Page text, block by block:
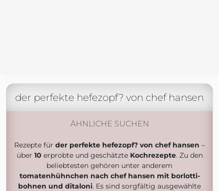
der perfekte hefezopf? von chef hansen
ÄHNLICHE SUCHEN
Rezepte für der perfekte hefezopf? von chef hansen –
über 10 erprobte und geschätzte Kochrezepte. Zu den
beliebtesten gehören unter anderem
tomatenhühnchen nach chef hansen mit borlotti-
bohnen und ditaloni. Es sind sorgfältig ausgewählte